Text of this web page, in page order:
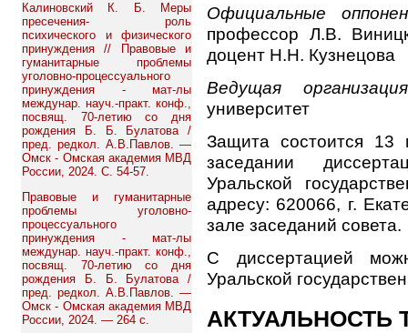
Калиновский К. Б. Меры
пресечения- роль
психического и физического
принуждения // Правовые и
гуманитарные проблемы
уголовно-процессуального
принуждения - мат-лы
междунар. науч.-практ. конф.,
посвящ. 70-летию со дня
рождения Б. Б. Булатова /
пред. редкол. А.В.Павлов. —
Омск - Омская академия МВД
России, 2024. С. 54-57.
Правовые и гуманитарные
проблемы уголовно-
процессуального
принуждения - мат-лы
междунар. науч.-практ. конф.,
посвящ. 70-летию со дня
рождения Б. Б. Булатова /
пред. редкол. А.В.Павлов. —
Омск - Омская академия МВД
России, 2024. — 264 с.
Официальные
профессор Л.В.
доцент Н.Н. Кузнецова
Ведущая организация
университет
Защита состоится
заседании
Уральской
адресу: 620066, г.
зале заседаний совета.
С диссертацией
Уральской